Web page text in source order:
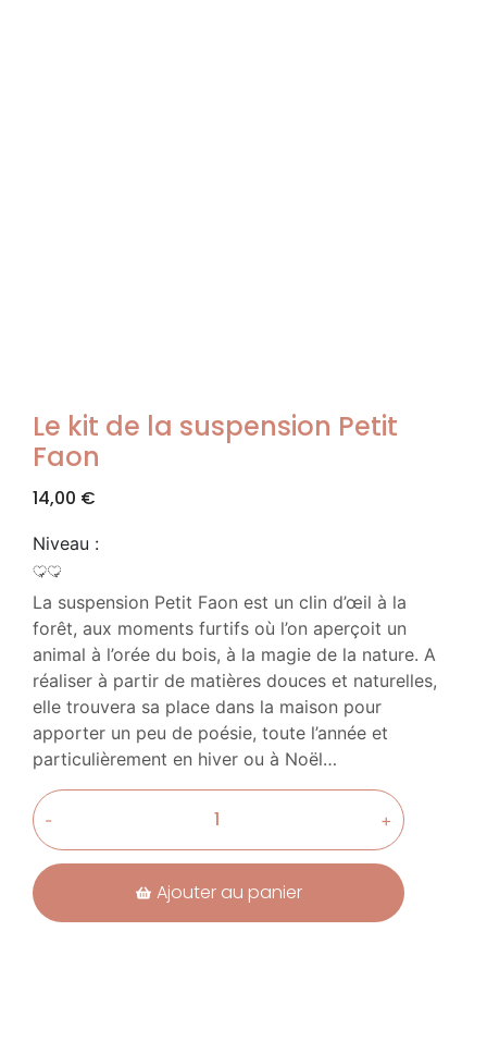
Le kit de la suspension Petit
Faon
14,00 €
Niveau :
La suspension Petit Faon est un clin d’œil à la
forêt, aux moments furtifs où l’on aperçoit un
animal à l’orée du bois, à la magie de la nature. A
réaliser à partir de matières douces et naturelles,
elle trouvera sa place dans la maison pour
apporter un peu de poésie, toute l’année et
particulièrement en hiver ou à Noël…
- +
Ajouter au panier